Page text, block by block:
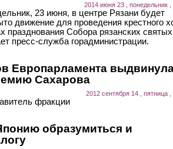
2014 июня 23 , понедельник ,
23 июня, в центре Рязани будет
движение для проведения крестного
празднования Собора рязанских
пресс-служба горадминистрации.
Европарламента
Сахарова
2012 сентября 14 , пятница ,
фракции
образумиться и